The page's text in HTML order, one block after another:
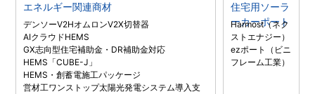
エネルギー関連商材
デンソーV2HオムロンV2X切替器
AIクラウドHEMS
GX志向型住宅補助金・DR補助金対応
HEMS「CUBE-J」
HEMS・創蓄電施工パッケージ
営材工ワンストップ太陽光発電システム導入支
住宅用ソーラ
ーカーポート
Harmost（ネク
ストエナジー）
ezポート（ビニ
フレーム工業）